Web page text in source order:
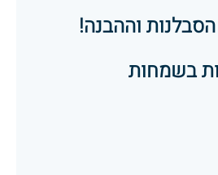
וההבנה!
בשמחות